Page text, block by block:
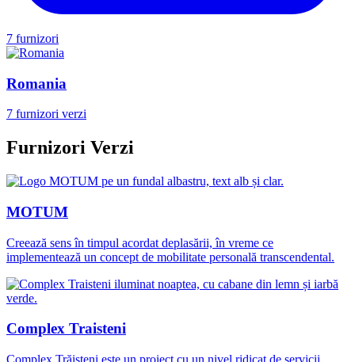
7 furnizori
Romania
7 furnizori verzi
Furnizori Verzi
MOTUM
Creează sens în timpul acordat deplasării, în vreme ce
implementează un concept de mobilitate personală transcendental.
Complex Traisteni
Complex Trăisteni este un proiect cu un nivel ridicat de servicii,